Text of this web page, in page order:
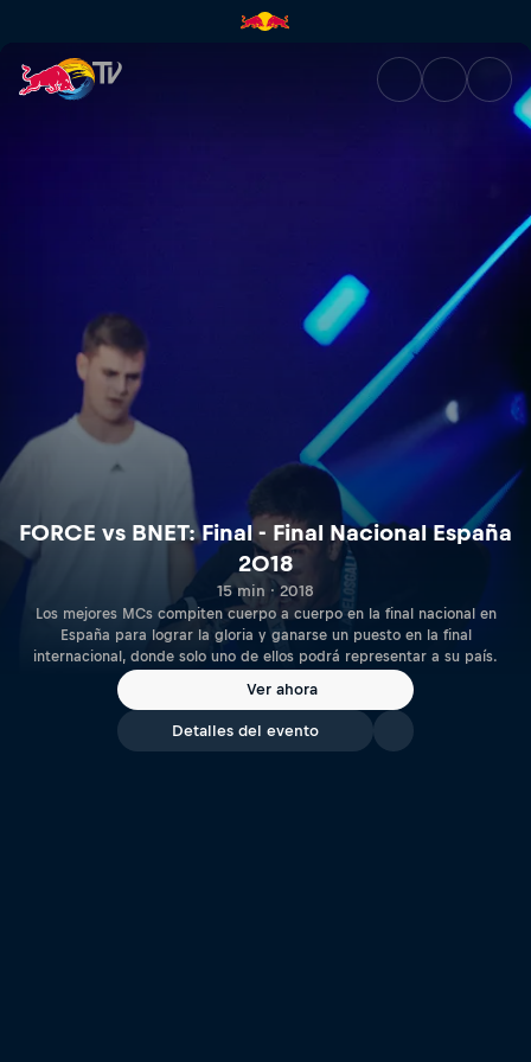
FORCE vs BNET: Final -
FORCE vs BNET: Final - Final Nacional España
2018
15 min · 2018
Los mejores MCs compiten cuerpo a cuerpo en la final nacional en
España para lograr la gloria y ganarse un puesto en la final
internacional, donde solo uno de ellos podrá representar a su país.
Ver ahora
Detalles del evento